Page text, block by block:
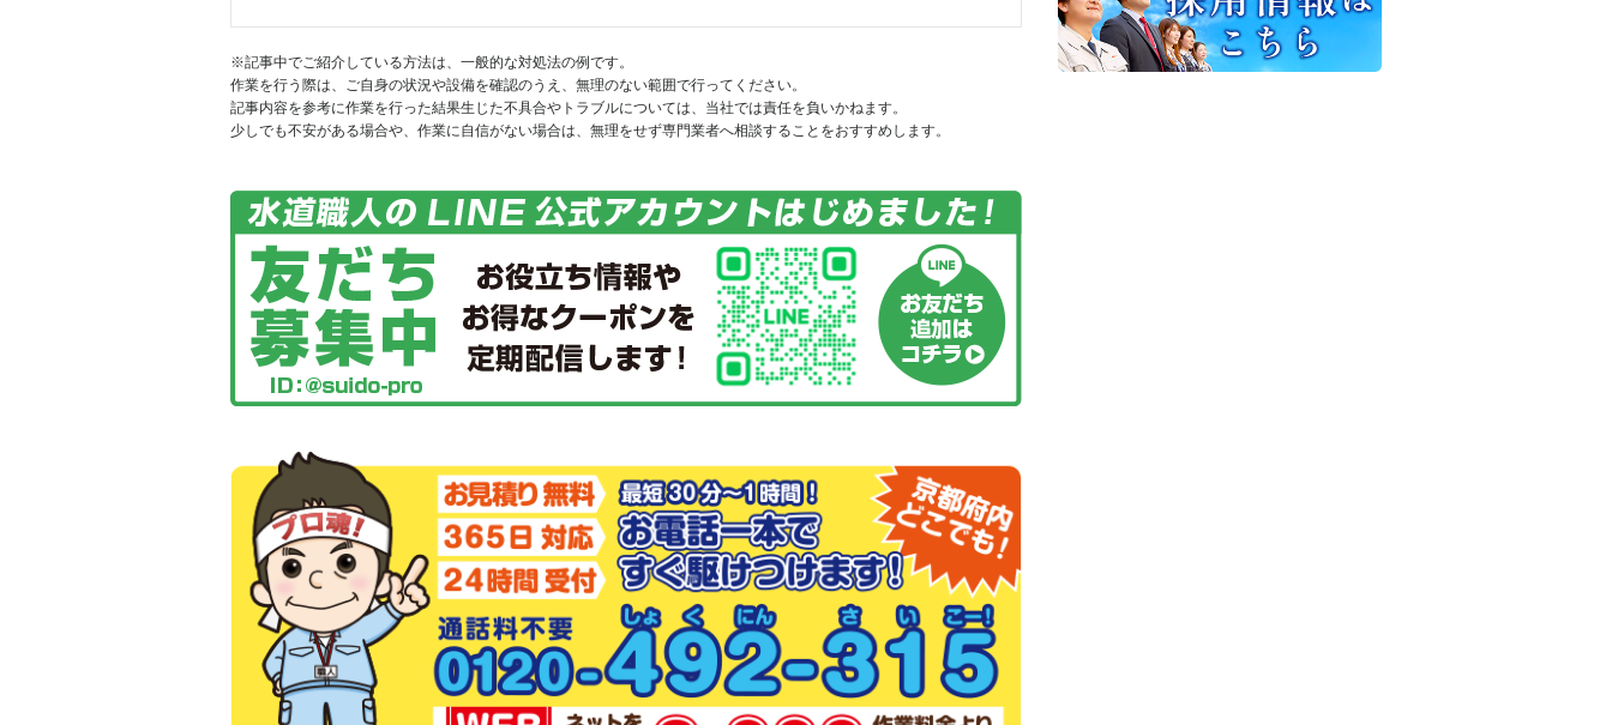
※記事中でご紹介している方法は、一般的な対処法の例です。
作業を行う際は、ご自身の状況や設備を確認のうえ、無理のない範囲で行ってください。
記事内容を参考に作業を行った結果生じた不具合やトラブルについては、当社では責任を負いかねます。
少しでも不安がある場合や、作業に自信がない場合は、無理をせず専門業者へ相談することをおすすめします。